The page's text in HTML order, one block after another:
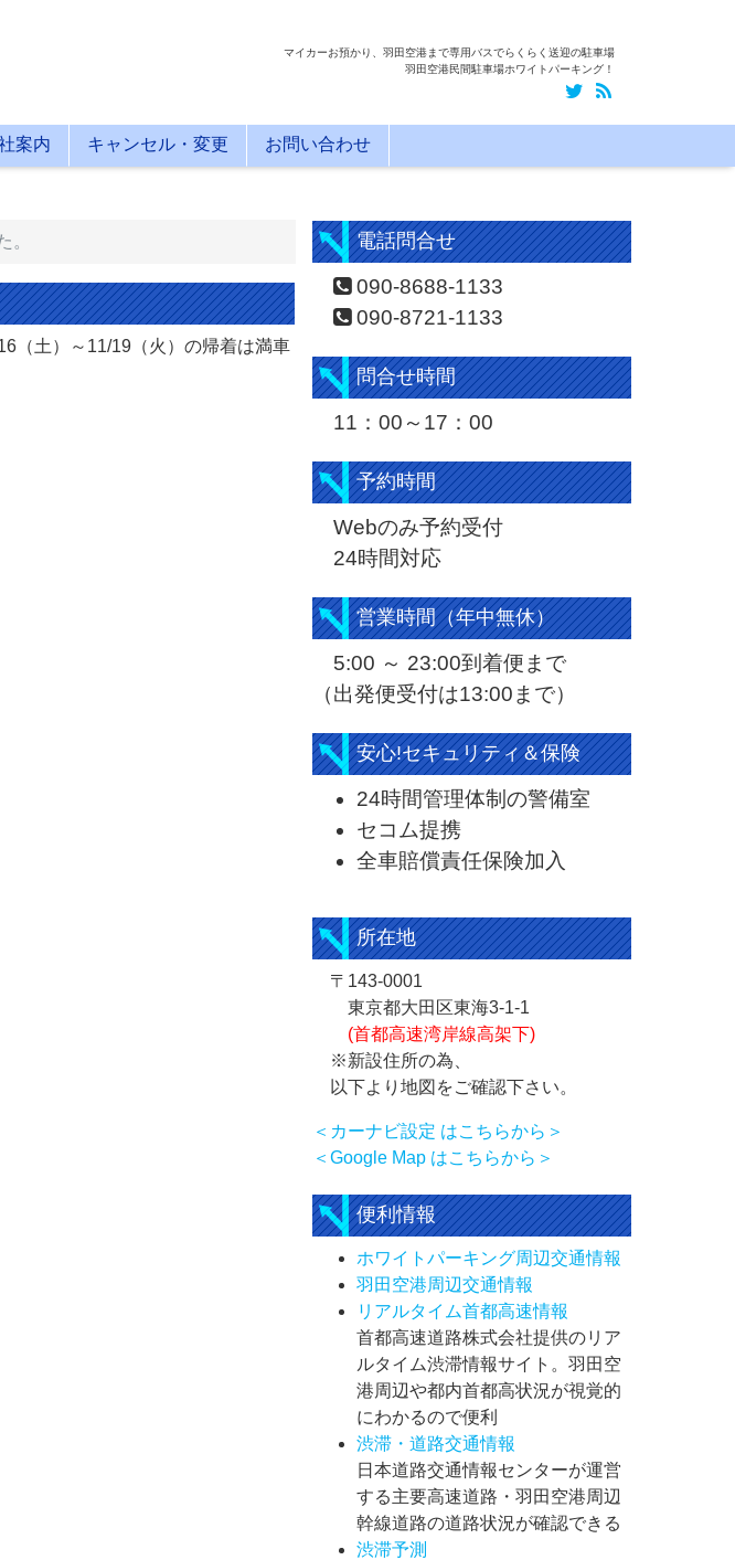
マイカーお預かり、羽田空港まで専用バスでらくらく送迎の駐車場
羽田空港民間駐車場ホワイトパーキング！
案内 キャンセル・変更 お問い合わせ
。
（土）～11/19（火）の帰着は満車
電話問合せ
090-8688-1133
090-8721-1133
問合せ時間
11：00～17：00
予約時間
Webのみ予約受付
24時間対応
営業時間（年中無休）
5:00 ～ 23:00到着便まで
（出発便受付は13:00まで）
安心!セキュリティ＆保険
24時間管理体制の警備室
セコム提携
全車賠償責任保険加入
所在地
〒143-0001
東京都大田区東海3-1-1
(首都高速湾岸線高架下)
※新設住所の為、
以下より地図をご確認下さい。
＜カーナビ設定 はこちらから＞
＜Google Map はこちらから＞
便利情報
ホワイトパーキング周辺交通情報
羽田空港周辺交通情報
リアルタイム首都高速情報
首都高速道路株式会社提供のリア
ルタイム渋滞情報サイト。羽田空
港周辺や都内首都高状況が視覚的
にわかるので便利
渋滞・道路交通情報
日本道路交通情報センターが運営
する主要高速道路・羽田空港周辺
幹線道路の道路状況が確認できる
渋滞予測